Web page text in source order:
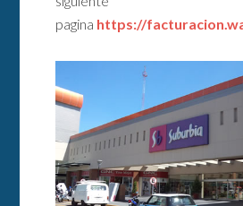
pagina https://